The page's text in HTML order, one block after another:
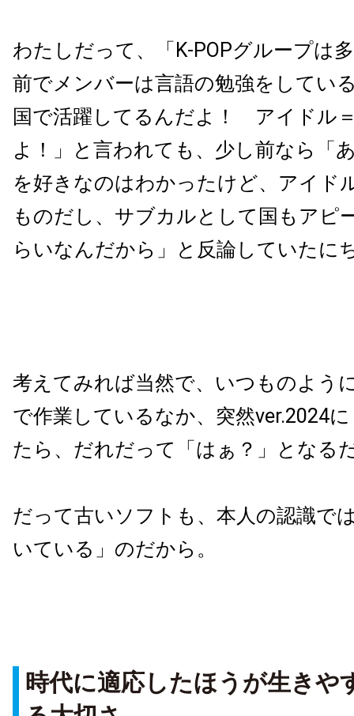
わたしだって、「K-POPグループは
前でメンバーは言語の勉強をしてい
国で活躍してるんだよ！ アイドル
よ！」と言われても、少し前なら「
を好きなのはわかったけど、アイド
ものだし、サブカルとして国もアピ
らいなんだから」と反論していたに
考えてみれば当然で、いつものよう
で作業しているなか、突然ver.2024
たら、だれだって「はぁ？」となる
だって古いソフトも、本人の認識で
いている」のだから。
時代に適応したほうが生きや